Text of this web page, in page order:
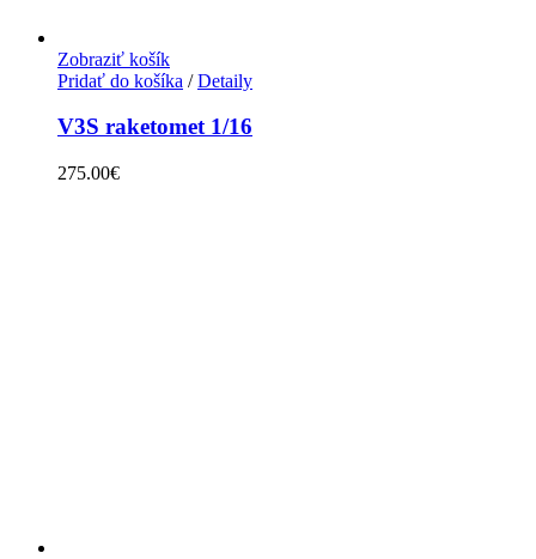
Zobraziť košík
Pridať do košíka / Detaily
V3S raketomet 1/16
275.00€